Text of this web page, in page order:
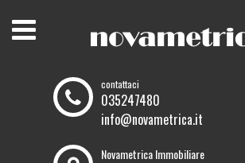
contattaci
035247480
info@novametrica.it
Novametrica Immobiliare